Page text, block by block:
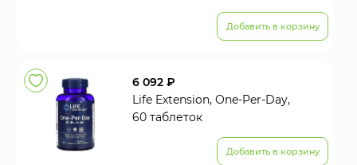
Добавить в корзину
6 092 ₽
Life Extension, One-Per-Day,
60 таблеток
Добавить в корзину